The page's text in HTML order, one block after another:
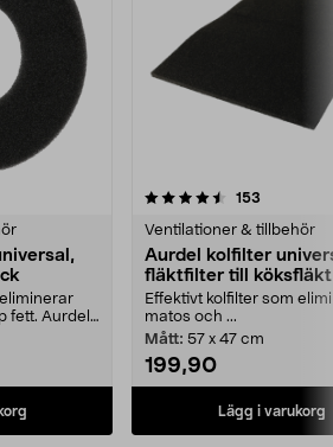
fett. Aurdel
153
Ventilationer & tillbehör
Aurdel kolfilter
fläktfilter till köksfläkt
Effektivt kolfilter som
matos och ...
Mått: 57 x 47 cm
199,90
Lägg i varukorg
4.0av 5 stjärnor